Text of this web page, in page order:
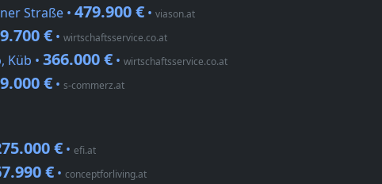
Straße • 479.900 € • viason.at
€ • wirtschaftsservice.co.at
Küb • 366.000 € • wirtschaftsservice.co.at
€ • s-commerz.at
€ • efi.at
€ • conceptforliving.at